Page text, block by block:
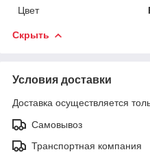
Цвет
Скрыть
Условия доставки
Доставка осуществляется
Самовывоз
Транспортная компания